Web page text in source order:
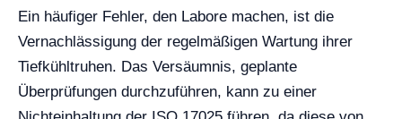
Ein häufiger Fehler, den Labore machen, ist die
Vernachlässigung der regelmäßigen Wartung ihrer
Tiefkühltruhen. Das Versäumnis, geplante
Überprüfungen durchzuführen, kann zu einer